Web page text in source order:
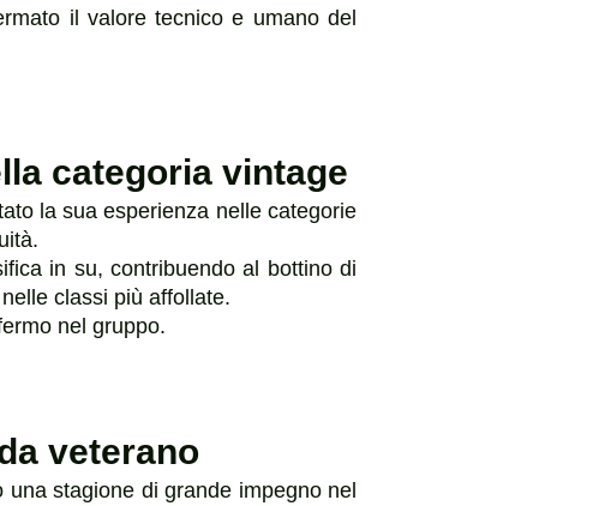
il valore tecnico e umano del
categoria vintage
la sua esperienza nelle categorie
in su, contribuendo al bottino di
classi più affollate.
nel gruppo.
veterano
stagione di grande impegno nel